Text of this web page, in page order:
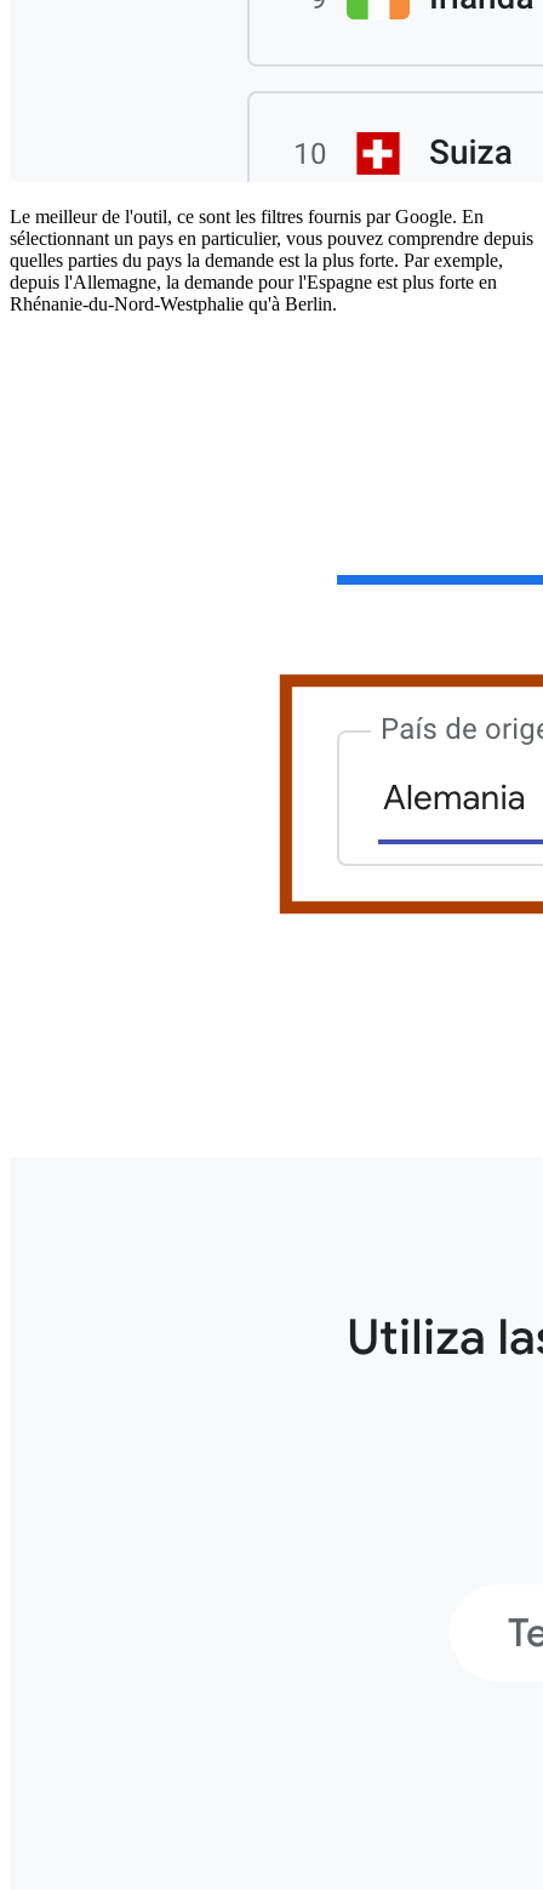
Le meilleur de l'outil, ce sont les filtres fournis par Google. En
sélectionnant un pays en particulier, vous pouvez comprendre depuis
quelles parties du pays la demande est la plus forte. Par exemple,
depuis l'Allemagne, la demande pour l'Espagne est plus forte en
Rhénanie-du-Nord-Westphalie qu'à Berlin.